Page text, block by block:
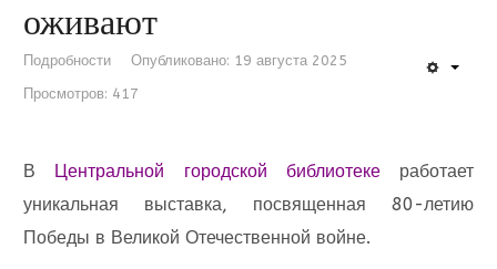
оживают
Подробности
Опубликовано: 19 августа 2025
Просмотров: 417
В Центральной городской библиотекеработает
уникальная выставка, посвященная 80-летию
Победы в Великой Отечественной войне.